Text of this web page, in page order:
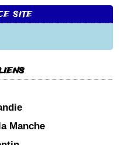
site
Manche